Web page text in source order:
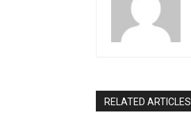
RELATED ARTICLES